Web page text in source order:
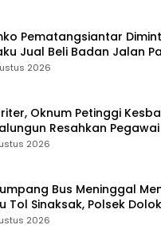
Pematangsiantar
Jual Beli Badan Jalan
2026
Oknum Petinggi
Resahkan Pegawai
2026
Bus Meninggal
Tol Sinaksak, Polsek
Gerak Cepat Olah TKP
2026